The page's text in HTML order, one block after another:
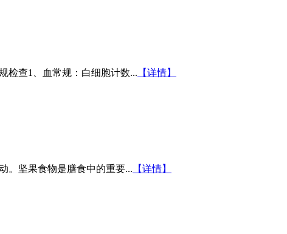
检查1、血常规：白细胞计数... 【详情】
。坚果食物是膳食中的重要... 【详情】